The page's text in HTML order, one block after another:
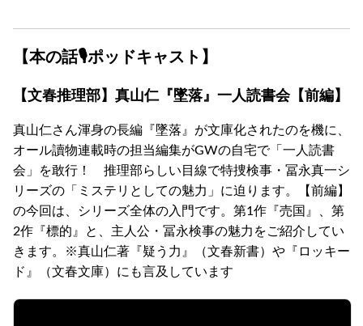
【本の話🎙ポッドキャスト】
【文春推理部】真山仁『墜落』一人読書会【前編】
真山仁さん渾身の長編『墜落』が文庫化されたのを機に、
オール讀物連載時の担当編集がGWの自宅で「一人読書
会」を敢行！ 推理部らしい目線で特捜検事・冨永真一シ
リーズの「ミステリとしての魅力」に迫ります。【前編】
の今回は、シリーズ全体の入門です。第1作『売国』、第
2作『標的』と、主人公・冨永検事の魅力をご紹介してい
きます。※真山仁著『疑う力』（文春新書）や『ロッキー
ド』（文春文庫）にも言及しています